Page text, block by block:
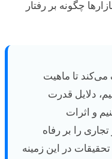
چگونه بر رفتار
تا ماهیت
دلایل قدرت
و اثرات
را بر رفاه
تحقیقات در این زمینه